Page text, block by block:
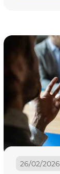
26/02/2026